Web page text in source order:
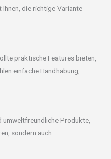
die richtige Variante
praktische Features bieten,
einfache Handhabung,
umweltfreundliche Produkte,
sondern auch